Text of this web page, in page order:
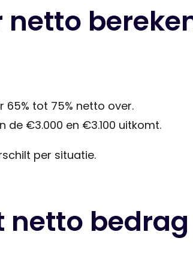
tot 75% netto over.
de €3.000 en €3.100 uitkomt.
per situatie.